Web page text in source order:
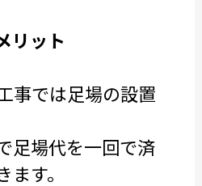
リット
事では足場の設置
足場代を一回で済
す。